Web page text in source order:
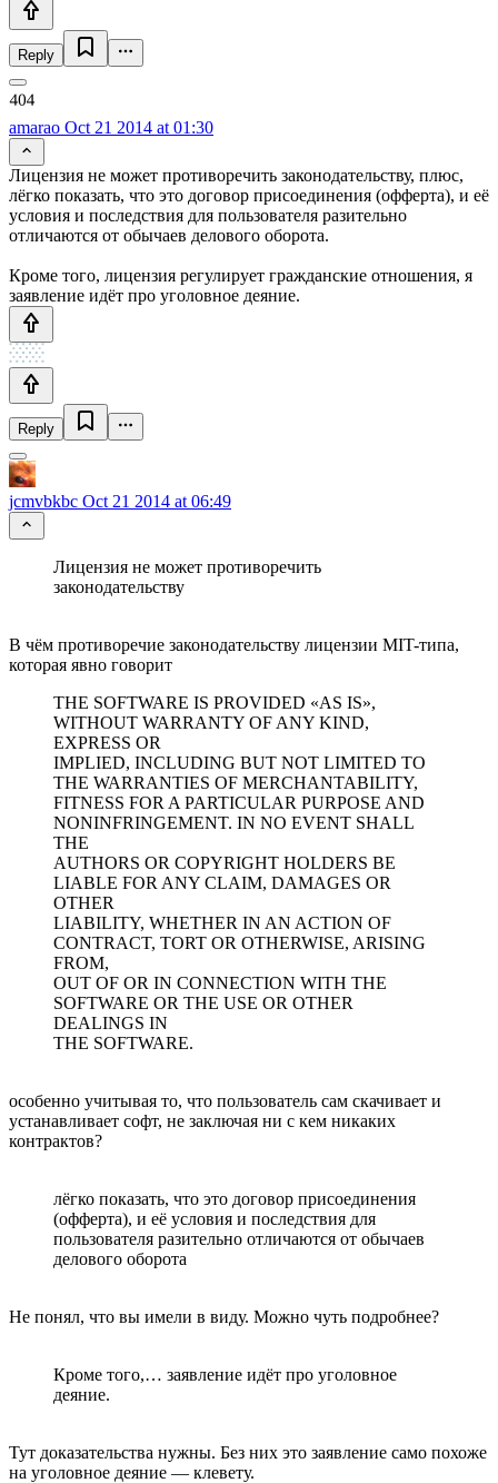
Reply
amarao Oct 21 2014 at 01:30
Лицензия не может противоречить законодательству, плюс,
лёгко показать, что это договор присоединения (офферта), и её
условия и последствия для пользователя разительно
отличаются от обычаев делового оборота.
Кроме того, лицензия регулирует гражданские отношения, я
заявление идёт про уголовное деяние.
Reply
jcmvbkbc Oct 21 2014 at 06:49
Лицензия не может противоречить
законодательству
В чём противоречие законодательству лицензии MIT-типа,
которая явно говорит
THE SOFTWARE IS PROVIDED «AS IS»,
WITHOUT WARRANTY OF ANY KIND,
EXPRESS OR
IMPLIED, INCLUDING BUT NOT LIMITED TO
THE WARRANTIES OF MERCHANTABILITY,
FITNESS FOR A PARTICULAR PURPOSE AND
NONINFRINGEMENT. IN NO EVENT SHALL
THE
AUTHORS OR COPYRIGHT HOLDERS BE
LIABLE FOR ANY CLAIM, DAMAGES OR
OTHER
LIABILITY, WHETHER IN AN ACTION OF
CONTRACT, TORT OR OTHERWISE, ARISING
FROM,
OUT OF OR IN CONNECTION WITH THE
SOFTWARE OR THE USE OR OTHER
DEALINGS IN
THE SOFTWARE.
особенно учитывая то, что пользователь сам скачивает и
устанавливает софт, не заключая ни с кем никаких
контрактов?
лёгко показать, что это договор присоединения
(офферта), и её условия и последствия для
пользователя разительно отличаются от обычаев
делового оборота
Не понял, что вы имели в виду. Можно чуть подробнее?
Кроме того,… заявление идёт про уголовное
деяние.
Тут доказательства нужны. Без них это заявление само похоже
на уголовное деяние — клевету.